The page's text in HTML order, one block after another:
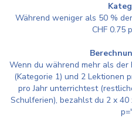
Während weniger als 50 %
CHF 0.75
Wenn du während mehr als
(Kategorie 1) und 2 Lektionen
pro Jahr unterrichtest
Schulferien), bezahlst du 2 x 40